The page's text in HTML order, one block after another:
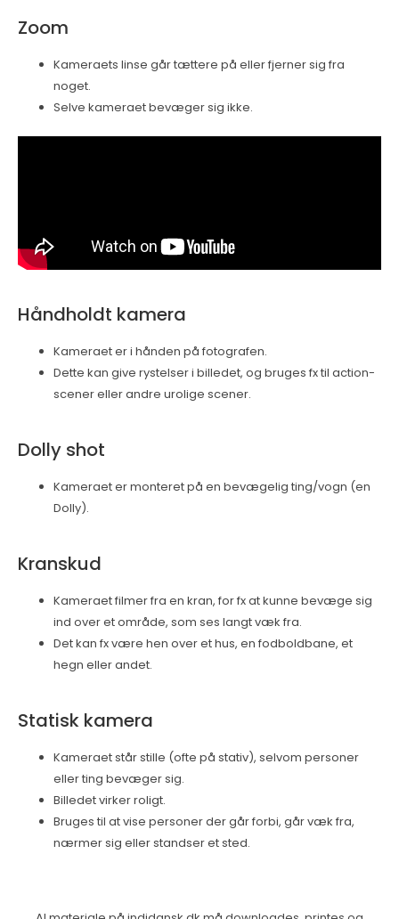
Zoom
Kameraets linse går tættere på eller fjerner sig fra
noget.
Selve kameraet bevæger sig ikke.
Håndholdt kamera
Kameraet er i hånden på fotografen.
Dette kan give rystelser i billedet, og bruges fx til action-
scener eller andre urolige scener.
Dolly shot
Kameraet er monteret på en bevægelig ting/vogn (en
Dolly).
Kranskud
Kameraet filmer fra en kran, for fx at kunne bevæge sig
ind over et område, som ses langt væk fra.
Det kan fx være hen over et hus, en fodboldbane, et
hegn eller andet.
Statisk kamera
Kameraet står stille (ofte på stativ), selvom personer
eller ting bevæger sig.
Billedet virker roligt.
Bruges til at vise personer der går forbi, går væk fra,
nærmer sig eller standser et sted.